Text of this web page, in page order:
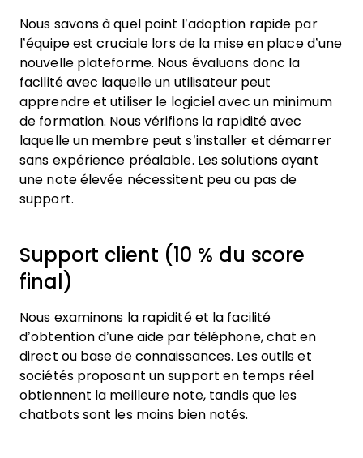
Nous savons à quel point l’adoption rapide par
l’équipe est cruciale lors de la mise en place d’une
nouvelle plateforme. Nous évaluons donc la
facilité avec laquelle un utilisateur peut
apprendre et utiliser le logiciel avec un minimum
de formation. Nous vérifions la rapidité avec
laquelle un membre peut s’installer et démarrer
sans expérience préalable. Les solutions ayant
une note élevée nécessitent peu ou pas de
support.
Support client (10 % du score
final)
Nous examinons la rapidité et la facilité
d’obtention d’une aide par téléphone, chat en
direct ou base de connaissances. Les outils et
sociétés proposant un support en temps réel
obtiennent la meilleure note, tandis que les
chatbots sont les moins bien notés.